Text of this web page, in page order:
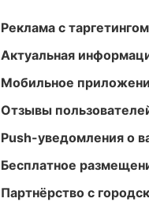
Реклама с
Актуальная
Мобильное
Отзывы
Push-уведомления о
Бесплатное
Партнёрство с